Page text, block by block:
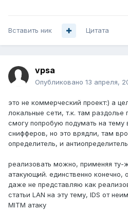
Вставить ник Цитата
vpsa
Опубликовано 13 апреля,
это не коммерческий проект:) а
локальные сети, т.к. там раздолье
смогу попробую подумать на тему
снифферов, но это врядли, там
определитель, и
реализовать можно, применяя ту-
атакующий. единственно конечно,
даже не представляю как
статьи LAN на эту тему, IDS от
MITM атаку